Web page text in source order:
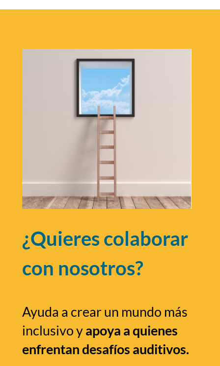
¿Quieres colaborar
con nosotros?
Ayuda a crear un mundo más
inclusivo yapoya a quienes
enfrentan desafíos auditivos.